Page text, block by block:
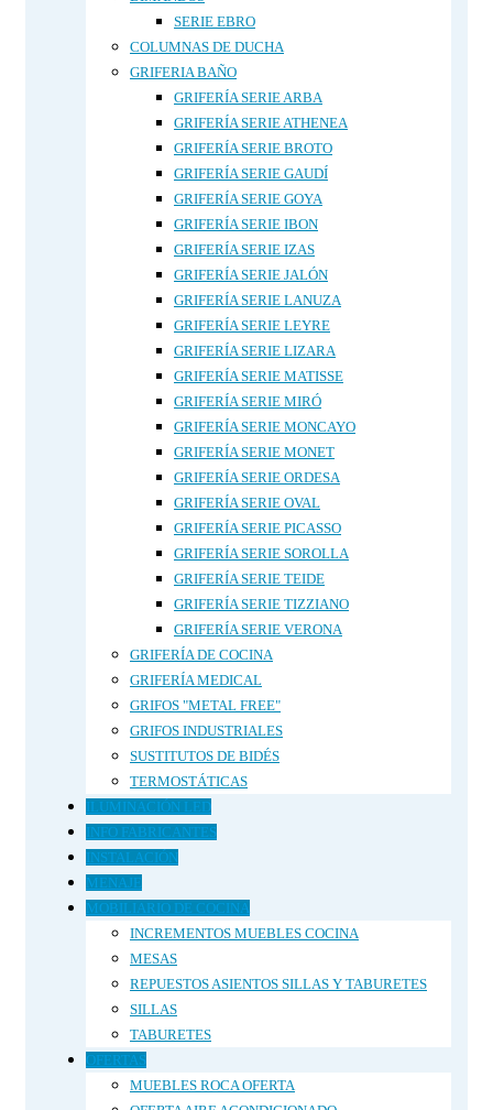
SERIE EBRO
COLUMNAS DE DUCHA
GRIFERIA BAÑO
GRIFERÍA SERIE ARBA
GRIFERÍA SERIE ATHENEA
GRIFERÍA SERIE BROTO
GRIFERÍA SERIE GAUDÍ
GRIFERÍA SERIE GOYA
GRIFERÍA SERIE IBON
GRIFERÍA SERIE IZAS
GRIFERÍA SERIE JALÓN
GRIFERÍA SERIE LANUZA
GRIFERÍA SERIE LEYRE
GRIFERÍA SERIE LIZARA
GRIFERÍA SERIE MATISSE
GRIFERÍA SERIE MIRÓ
GRIFERÍA SERIE MONCAYO
GRIFERÍA SERIE MONET
GRIFERÍA SERIE ORDESA
GRIFERÍA SERIE OVAL
GRIFERÍA SERIE PICASSO
GRIFERÍA SERIE SOROLLA
GRIFERÍA SERIE TEIDE
GRIFERÍA SERIE TIZZIANO
GRIFERÍA SERIE VERONA
GRIFERÍA DE COCINA
GRIFERÍA MEDICAL
GRIFOS "METAL FREE"
GRIFOS INDUSTRIALES
SUSTITUTOS DE BIDÉS
TERMOSTÁTICAS
ILUMINACIÓN LED
INFO FABRICANTES
INSTALACIÓN
MENAJE
MOBILIARIO DE COCINA
INCREMENTOS MUEBLES COCINA
MESAS
REPUESTOS ASIENTOS SILLAS Y TABURETES
SILLAS
TABURETES
OFERTAS
MUEBLES ROCA OFERTA